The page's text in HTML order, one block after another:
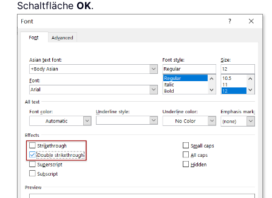
Schaltfläche OK.